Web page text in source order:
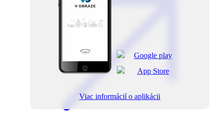
Viac informácií o aplikácii